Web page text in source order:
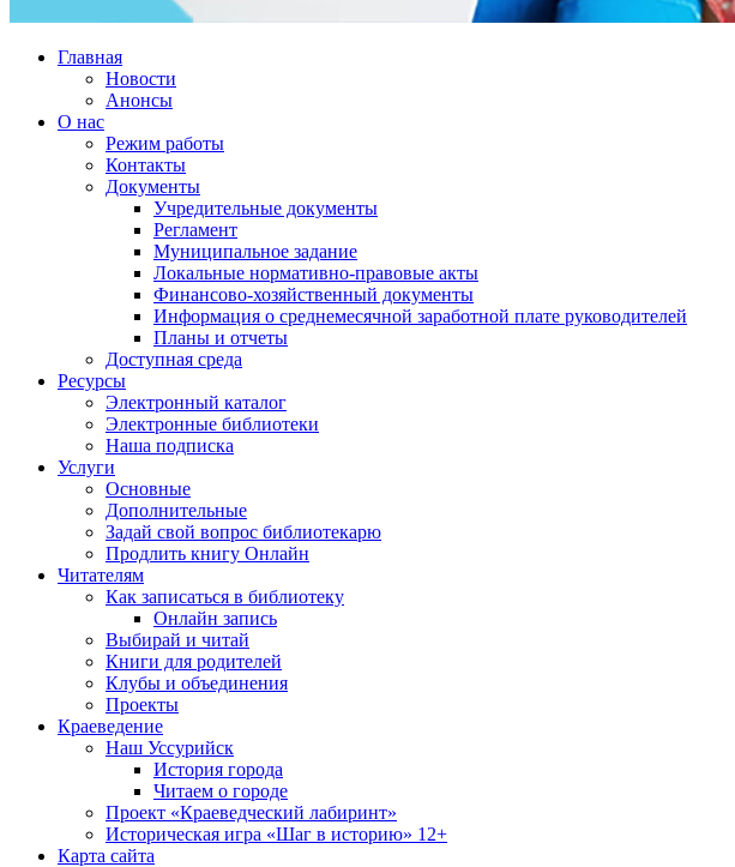
Главная
Новости
Анонсы
О нас
Режим работы
Контакты
Документы
Учредительные документы
Регламент
Муниципальное задание
Локальные нормативно-правовые акты
Финансово-хозяйственный документы
Информация о среднемесячной заработной плате руководителей
Планы и отчеты
Доступная среда
Ресурсы
Электронный каталог
Электронные библиотеки
Наша подписка
Услуги
Основные
Дополнительные
Задай свой вопрос библиотекарю
Продлить книгу Онлайн
Читателям
Как записаться в библиотеку
Онлайн запись
Выбирай и читай
Книги для родителей
Клубы и объединения
Проекты
Краеведение
Наш Уссурийск
История города
Читаем о городе
Проект «Краеведческий лабиринт»
Историческая игра «Шаг в историю» 12+
Карта сайта